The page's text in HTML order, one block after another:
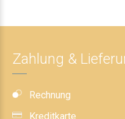
Zahlung &
Rechnung
Kreditkarte